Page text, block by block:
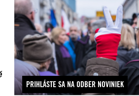
PRIHLÁSTE SA NA ODBER NOVINIEK